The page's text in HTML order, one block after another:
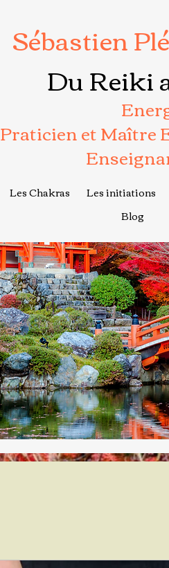
Sébastien
Du Reiki
Praticien et Maître
Les Chakras Les initiations
Blog